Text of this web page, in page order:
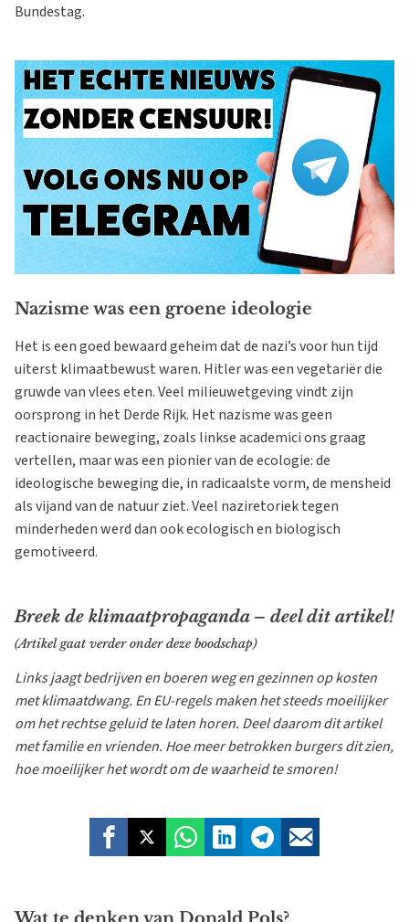
Bundestag.
Nazisme was een groene ideologie
Het is een goed bewaard geheim dat de nazi’s voor hun tijd
uiterst klimaatbewust waren. Hitler was een vegetariër die
gruwde van vlees eten. Veel milieuwetgeving vindt zijn
oorsprong in het Derde Rijk. Het nazisme was geen
reactionaire beweging, zoals linkse academici ons graag
vertellen, maar was een pionier van de ecologie: de
ideologische beweging die, in radicaalste vorm, de mensheid
als vijand van de natuur ziet. Veel naziretoriek tegen
minderheden werd dan ook ecologisch en biologisch
gemotiveerd.
Breek de klimaatpropaganda – deel dit artikel!
(Artikel gaat verder onder deze boodschap)
Links jaagt bedrijven en boeren weg en gezinnen op kosten
met klimaatdwang. En EU-regels maken het steeds moeilijker
om het rechtse geluid te laten horen. Deel daarom dit artikel
met familie en vrienden. Hoe meer betrokken burgers dit zien,
hoe moeilijker het wordt om de waarheid te smoren!